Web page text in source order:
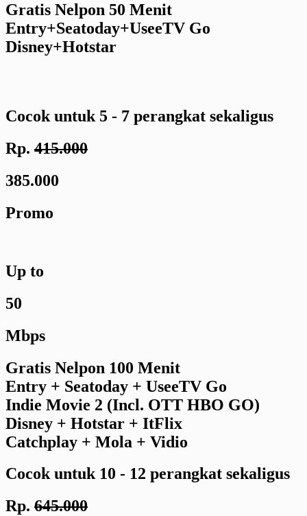
Gratis Nelpon 50 Menit
Entry+Seatoday+UseeTV Go
Disney+Hotstar
Cocok untuk 5 - 7 perangkat sekaligus
Rp. 415.000
385.000
Promo
Up to
50
Mbps
Gratis Nelpon 100 Menit
Entry + Seatoday + UseeTV Go
Indie Movie 2 (Incl. OTT HBO GO)
Disney + Hotstar + ItFlix
Catchplay + Mola + Vidio
Cocok untuk 10 - 12 perangkat sekaligus
Rp. 645.000